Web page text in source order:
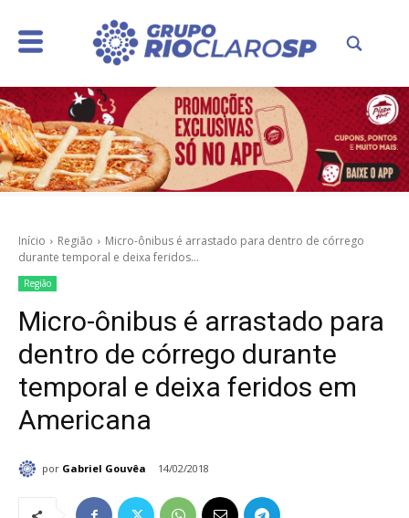
Início Região
Micro-ônibus é arrastado para dentro de córrego
durante temporal e deixa feridos...
Região
Micro-ônibus é arrastado para
dentro de córrego durante
temporal e deixa feridos em
Americana
por Gabriel Gouvêa 14/02/2018